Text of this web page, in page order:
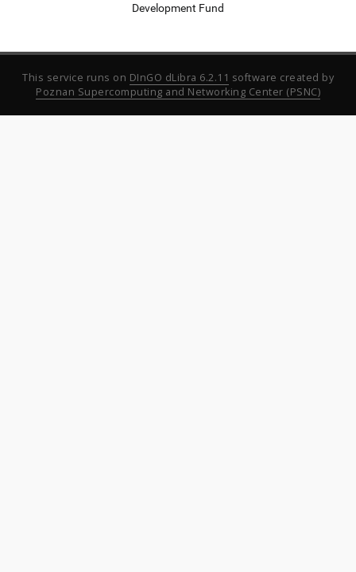
Development Fund
This service runs on DInGO dLibra 6.2.11 software created by
Poznan Supercomputing and Networking Center (PSNC)